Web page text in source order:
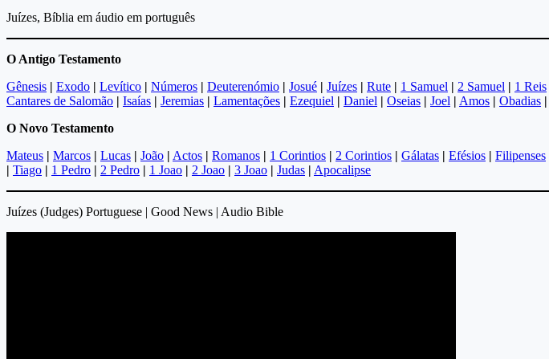
Juízes, Bíblia em áudio em português
O Antigo Testamento
Gênesis | Exodo | Levítico | Números | Deuterenómio | Josué | Juízes | Rute | 1 Samuel | 2 Samuel | 1 Reis
Cantares de Salomão | Isaías | Jeremias | Lamentações | Ezequiel | Daniel | Oseias | Joel | Amos | Obadias |
O Novo Testamento
Mateus | Marcos | Lucas | João | Actos | Romanos | 1 Corintios | 2 Corintios | Gálatas | Efésios | Filipenses
| Tiago | 1 Pedro | 2 Pedro | 1 Joao | 2 Joao | 3 Joao | Judas | Apocalipse
Juízes (Judges) Portuguese | Good News | Audio Bible